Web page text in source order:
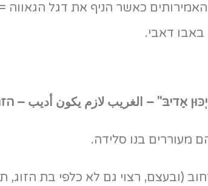
כאשר הניף את דגל
דאבי.
אַדיבּ" – الغريب لازم يكون أديب –
מעוררים בנו סלידה.
(ובעצם, רצוי גם לא כלפי בת הזוג,